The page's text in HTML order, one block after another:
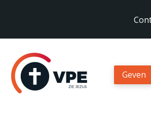
Spring
naar
de
Geven